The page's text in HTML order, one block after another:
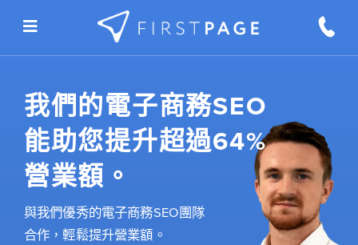
我們的電子商務SEO
能助您提升超過64%
營業額。
與我們優秀的電子商務SEO團隊
合作，輕鬆提升營業額。